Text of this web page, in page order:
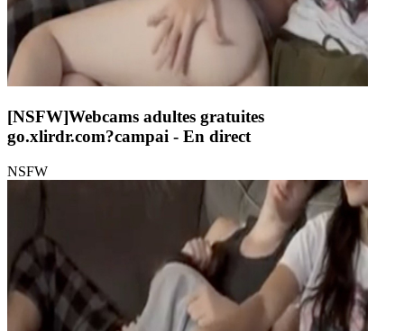
[NSFW]Webcams adultes gratuites
go.xlirdr.com?campai - En direct
NSFW